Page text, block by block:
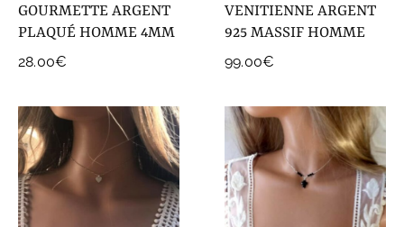
GOURMETTE ARGENT
PLAQUÉ HOMME 4MM
28.00€
VENITIENNE ARGENT
925 MASSIF HOMME
99.00€